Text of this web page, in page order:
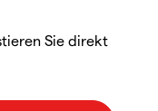
Sie direkt